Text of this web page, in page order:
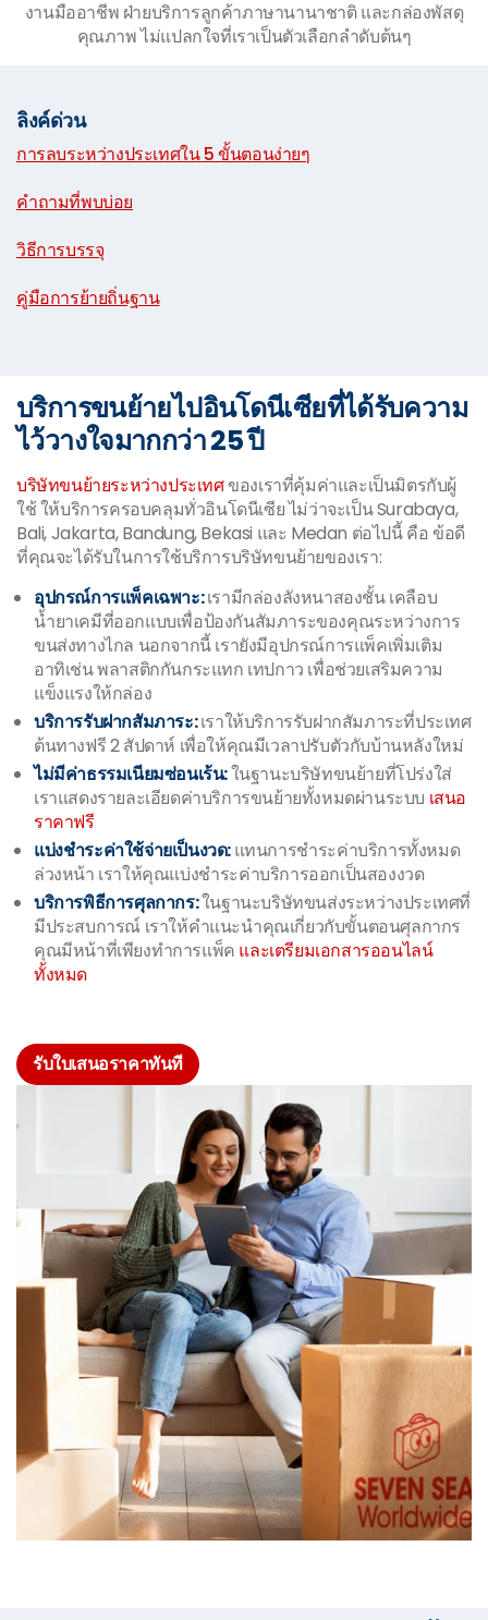
งานมืออาชีพ ฝ่ายบริการลูกค้าภาษานานาชาติ และกล่องพัสดุ
คุณภาพ ไม่แปลกใจที่เราเป็นตัวเลือกลำดับต้นๆ
ลิงค์ด่วน
การลบระหว่างประเทศใน 5 ขั้นตอนง่ายๆ
คำถามที่พบบ่อย
วิธีการบรรจุ
คู่มือการย้ายถิ่นฐาน
บริการขนย้ายไปอินโดนีเซียที่ได้รับความ
ไว้วางใจมากกว่า 25 ปี
บริษัทขนย้ายระหว่างประเทศของเราที่คุ้มค่าและเป็นมิตรกับผู้
ใช้ ให้บริการครอบคลุมทั่วอินโดนีเซีย ไม่ว่าจะเป็น Surabaya,
Bali, Jakarta, Bandung, Bekasi และ Medan ต่อไปนี้ คือ ข้อดี
ที่คุณจะได้รับในการใช้บริการบริษัทขนย้ายของเรา:
อุปกรณ์การแพ็คเฉพาะ:เรามีกล่องลังหนาสองชั้น เคลือบ
น้ำยาเคมีที่ออกแบบเพื่อป้องกันสัมภาระของคุณระหว่างการ
ขนส่งทางไกล นอกจากนี้ เรายังมีอุปกรณ์การแพ็คเพิ่มเติม
อาทิเช่น พลาสติกกันกระแทก เทปกาว เพื่อช่วยเสริมความ
แข็งแรงให้กล่อง
บริการรับฝากสัมภาระ:เราให้บริการรับฝากสัมภาระที่ประเทศ
ต้นทางฟรี 2 สัปดาห์ เพื่อให้คุณมีเวลาปรับตัวกับบ้านหลังใหม่
ไม่มีค่าธรรมเนียมซ่อนเร้น:ในฐานะบริษัทขนย้ายที่โปร่งใส่
เราแสดงรายละเอียดค่าบริการขนย้ายทั้งหมดผ่านระบบ เสนอ
ราคาฟรี
แบ่งชำระค่าใช้จ่ายเป็นงวด:แทนการชำระค่าบริการทั้งหมด
ล่วงหน้า เราให้คุณแบ่งชำระค่าบริการออกเป็นสองงวด
บริการพิธีการศุลกากร:ในฐานะบริษัทขนส่งระหว่างประเทศที่
มีประสบการณ์ เราให้คำแนะนำคุณเกี่ยวกับขั้นตอนศุลกากร
คุณมีหน้าที่เพียงทำการแพ็ค และเตรียมเอกสารออนไลน์
ทั้งหมด
รับใบเสนอราคาทันที